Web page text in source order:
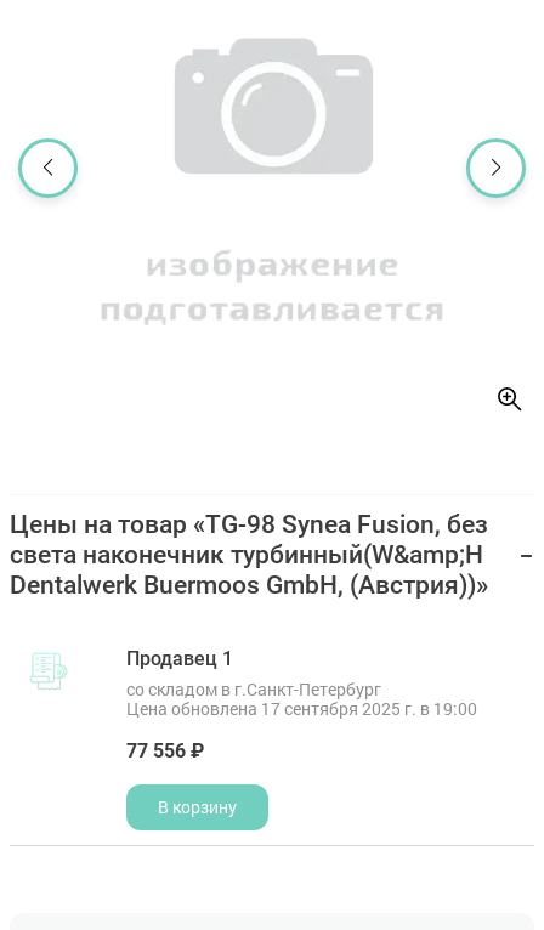
Цены на товар «TG-98 Synea Fusion, без
света наконечник турбинный(W&amp;H
Dentalwerk Buermoos GmbH, (Австрия))»
Продавец 1
со складом в г.Санкт-Петербург
Цена обновлена 17 сентября 2025 г. в 19:00
77 556 ₽
В корзину